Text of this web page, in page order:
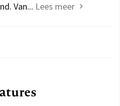
Van... Lees meer